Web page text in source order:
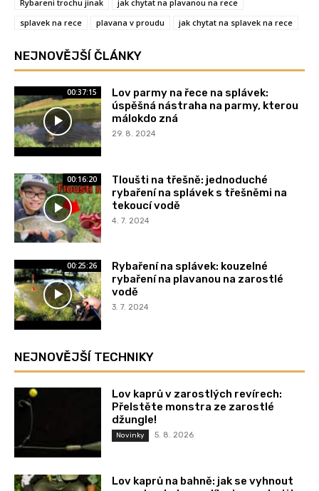
Rybareni trochu jinak
jak chytat na plavanou na rece
splavek na rece
plavana v proudu jak chytat na splavek na rece
NEJNOVĚJŠÍ ČLÁNKY
00:37:15
Lov parmy na řece na splávek:
úspěšná nástraha na parmy, kterou
málokdo zná
29. 8. 2024
00:16:20
Tloušti na třešně: jednoduché
rybaření na splávek s třešněmi na
tekoucí vodě
4. 7. 2024
00:25:26
Rybaření na splávek: kouzelné
rybaření na plavanou na zarostlé
vodě
3. 7. 2024
NEJNOVĚJŠÍ TECHNIKY
Lov kaprů v zarostlých revírech:
Přelstěte monstra ze zarostlé
džungle!
Novinky 5. 8. 2026
Lov kaprů na bahně: jak se vyhnout